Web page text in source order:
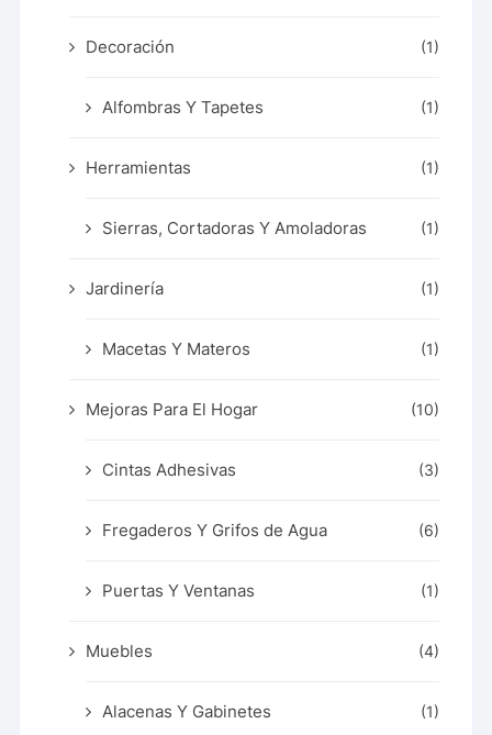
Decoración (1)
Alfombras Y Tapetes (1)
Herramientas (1)
Sierras, Cortadoras Y Amoladoras (1)
Jardinería (1)
Macetas Y Materos (1)
Mejoras Para El Hogar (10)
Cintas Adhesivas (3)
Fregaderos Y Grifos de Agua (6)
Puertas Y Ventanas (1)
Muebles (4)
Alacenas Y Gabinetes (1)